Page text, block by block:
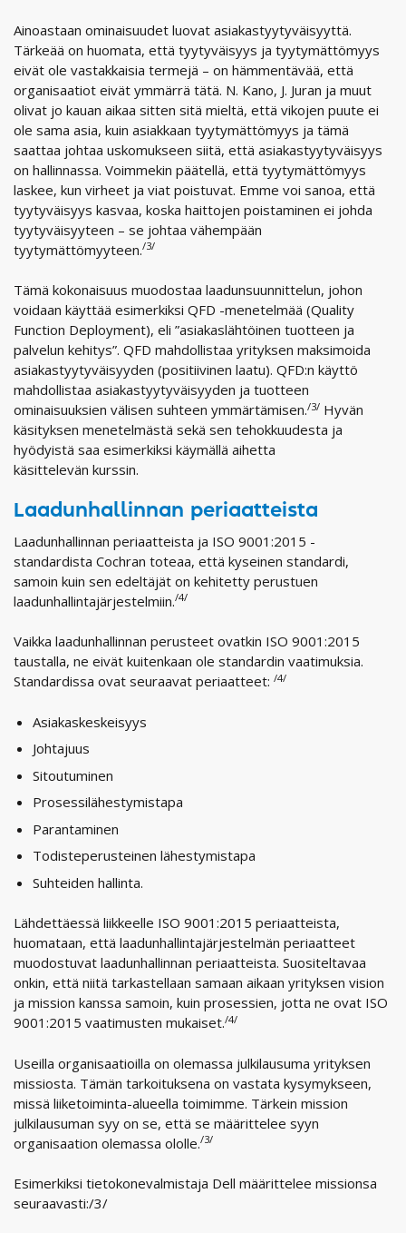
Ainoastaan ominaisuudet luovat asiakastyytyväisyyttä.
Tärkeää on huomata, että tyytyväisyys ja tyytymättömyys
eivät ole vastakkaisia termejä – on hämmentävää, että
organisaatiot eivät ymmärrä tätä. N. Kano, J. Juran ja muut
olivat jo kauan aikaa sitten sitä mieltä, että vikojen puute ei
ole sama asia, kuin asiakkaan tyytymättömyys ja tämä
saattaa johtaa uskomukseen siitä, että asiakastyytyväisyys
on hallinnassa. Voimmekin päätellä, että tyytymättömyys
laskee, kun virheet ja viat poistuvat. Emme voi sanoa, että
tyytyväisyys kasvaa, koska haittojen poistaminen ei johda
tyytyväisyyteen – se johtaa vähempään
tyytymättömyyteen./3/
Tämä kokonaisuus muodostaa laadunsuunnittelun, johon
voidaan käyttää esimerkiksi QFD -menetelmää (Quality
Function Deployment), eli ”asiakaslähtöinen tuotteen ja
palvelun kehitys”. QFD mahdollistaa yrityksen maksimoida
asiakastyytyväisyyden (positiivinen laatu). QFD:n käyttö
mahdollistaa asiakastyytyväisyyden ja tuotteen
ominaisuuksien välisen suhteen ymmärtämisen./3/ Hyvän
käsityksen menetelmästä sekä sen tehokkuudesta ja
hyödyistä saa esimerkiksi käymällä aihetta
käsittelevän kurssin.
Laadunhallinnan periaatteista
Laadunhallinnan periaatteista ja ISO 9001:2015 -
standardista Cochran toteaa, että kyseinen standardi,
samoin kuin sen edeltäjät on kehitetty perustuen
laadunhallintajärjestelmiin./4/
Vaikka laadunhallinnan perusteet ovatkin ISO 9001:2015
taustalla, ne eivät kuitenkaan ole standardin vaatimuksia.
Standardissa ovat seuraavat periaatteet: /4/
Asiakaskeskeisyys
Johtajuus
Sitoutuminen
Prosessilähestymistapa
Parantaminen
Todisteperusteinen lähestymistapa
Suhteiden hallinta.
Lähdettäessä liikkeelle ISO 9001:2015 periaatteista,
huomataan, että laadunhallintajärjestelmän periaatteet
muodostuvat laadunhallinnan periaatteista. Suositeltavaa
onkin, että niitä tarkastellaan samaan aikaan yrityksen vision
ja mission kanssa samoin, kuin prosessien, jotta ne ovat ISO
9001:2015 vaatimusten mukaiset./4/
Useilla organisaatioilla on olemassa julkilausuma yrityksen
missiosta. Tämän tarkoituksena on vastata kysymykseen,
missä liiketoiminta-alueella toimimme. Tärkein mission
julkilausuman syy on se, että se määrittelee syyn
organisaation olemassa ololle./3/
Esimerkiksi tietokonevalmistaja Dell määrittelee missionsa
seuraavasti:/3/